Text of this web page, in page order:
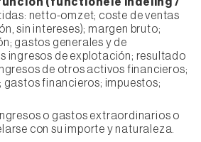
netto-omzet; coste de ventas
sin intereses); margen bruto;
gastos generales y de
ingresos de explotación; resultado
de otros activos financieros;
gastos financieros; impuestos;
o gastos extraordinarios o
con su importe y naturaleza.